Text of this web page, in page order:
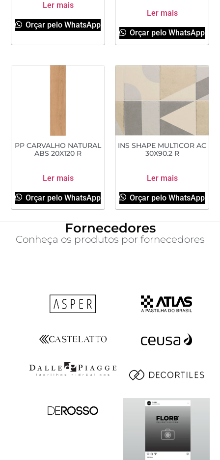
Ler mais
Orçar pelo WhatsApp
Ler mais
Orçar pelo WhatsApp
PP CARVALHO NATURAL
ABS 20X120 R
Ler mais
Orçar pelo WhatsApp
INS SHAPE MULTICOR AC
30X90.2 R
Ler mais
Orçar pelo WhatsApp
Fornecedores
Conheça os produtos por fornecedores